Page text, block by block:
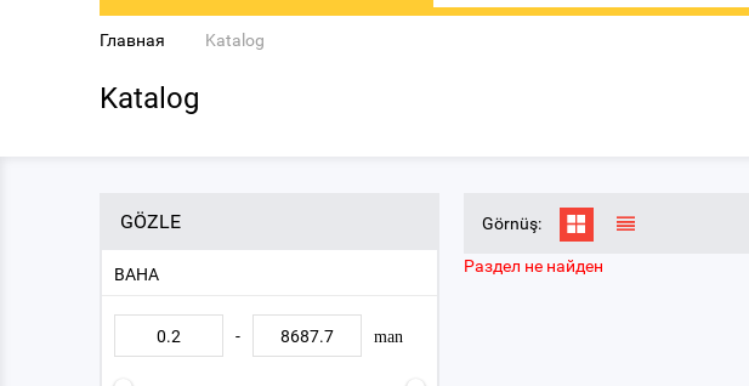
Главная Katalog
Katalog
GÖZLE
BAHA
-
Görnüş:
Раздел не найден